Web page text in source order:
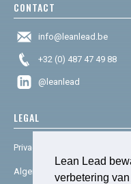
Lean Lead
verbetering
CONTACT
info@leanlead.be
+32 (0) 487 47 49 88
@leanlead
LEGAL
Privacy & cookies
Algemene voorwaarden